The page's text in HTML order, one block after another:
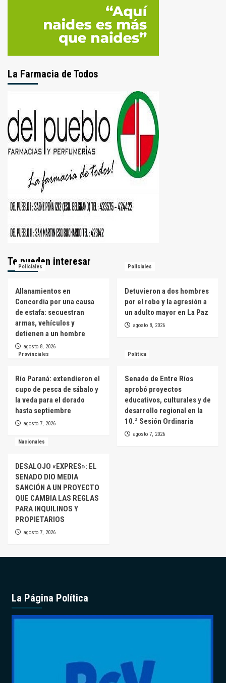
La Farmacia de Todos
Te pueden interesar
Policiales
Allanamientos en
Concordia por una causa
de estafa: secuestran
armas, vehículos y
detienen a un hombre
agosto 8, 2026
Policiales
Detuvieron a dos hombres
por el robo y la agresión a
un adulto mayor en La Paz
agosto 8, 2026
Provinciales
Río Paraná: extendieron el
cupo de pesca de sábalo y
la veda para el dorado
hasta septiembre
agosto 7, 2026
Política
Senado de Entre Ríos
aprobó proyectos
educativos, culturales y de
desarrollo regional en la
10.ª Sesión Ordinaria
agosto 7, 2026
Nacionales
DESALOJO «EXPRES»: EL
SENADO DIO MEDIA
SANCIÓN A UN PROYECTO
QUE CAMBIA LAS REGLAS
PARA INQUILINOS Y
PROPIETARIOS
agosto 7, 2026
La Página Política